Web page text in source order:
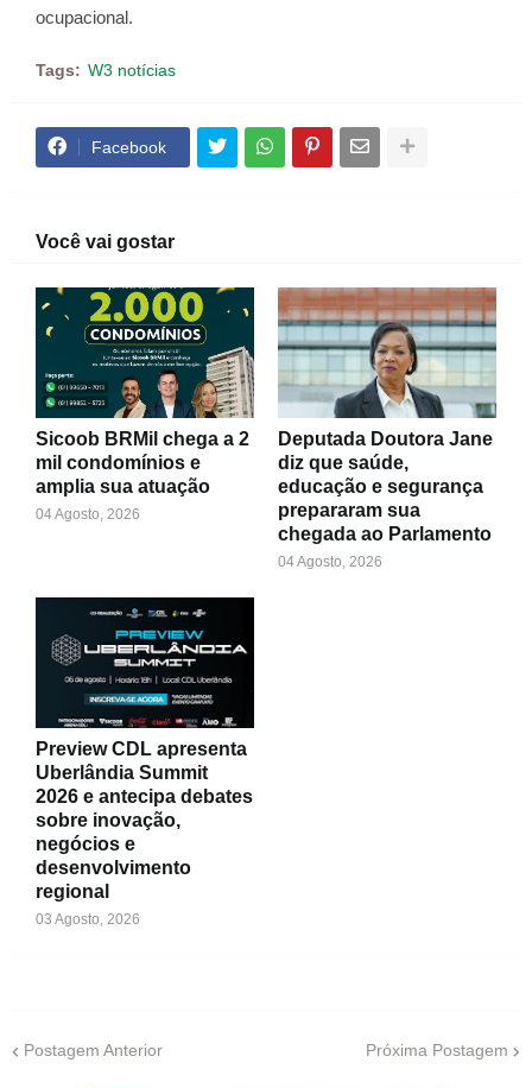
ocupacional.
Tags: W3 notícias
Facebook
Você vai gostar
Sicoob BRMil chega a 2
mil condomínios e
amplia sua atuação
04 Agosto, 2026
Deputada Doutora Jane
diz que saúde,
educação e segurança
prepararam sua
chegada ao Parlamento
04 Agosto, 2026
Preview CDL apresenta
Uberlândia Summit
2026 e antecipa debates
sobre inovação,
negócios e
desenvolvimento
regional
03 Agosto, 2026
Postagem Anterior Próxima Postagem